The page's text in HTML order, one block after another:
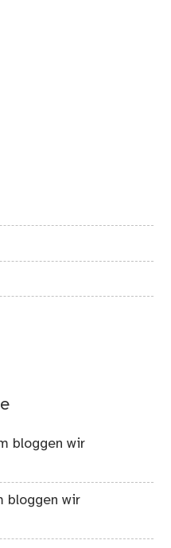
bloggen wir
bloggen wir